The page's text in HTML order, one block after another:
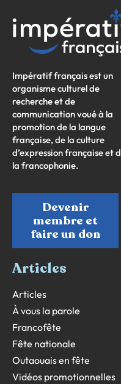
Impératif français est un
organisme culturel de
recherche et de
communication voué à la
promotion de la langue
française, de la culture
d’expression française et
la francophonie.
Devenir
membre et
faire un don
Articles
Articles
À vous la parole
Francofête
Fête nationale
Outaouais en fête
Vidéos promotionnelles